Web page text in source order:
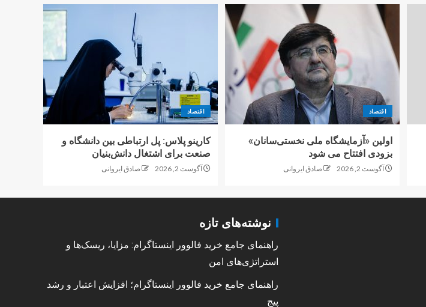
اقتصاد
اولین «آزمایشگاه ملی نخستی‌سانان»
بزودی افتتاح می شود
آگوست 2, 2026 صادق ایروانی
اقتصاد
کارینو پلاس: پل ارتباطی بین دانشگاه و
صنعت برای اشتغال دانش‌بنیان
آگوست 2, 2026 صادق ایروانی
نوشته‌های تازه
راهنمای جامع خرید فالوور اینستاگرام: مزایا، ریسک‌ها و
استراتژی‌های امن
راهنمای جامع خرید فالوور اینستاگرام؛ افزایش اعتبار و رشد
پیج